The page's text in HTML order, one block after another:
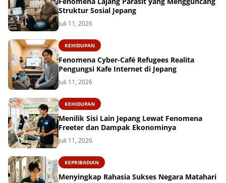
Struktur Sosial Jepang
Juli 11, 2026
KEHIDUPAN
Fenomena Cyber-Café Refugees Realita
Pengungsi Kafe Internet di Jepang
Juli 11, 2026
KEHIDUPAN
Menilik Sisi Lain Jepang Lewat Fenomena
Freeter dan Dampak Ekonominya
Juli 11, 2026
KEPRIBADIAN
Menyingkap Rahasia Sukses Negara Matahari